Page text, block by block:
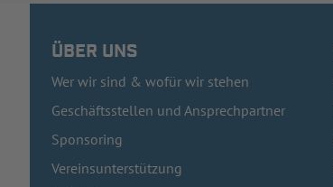
ÜBER UNS
Wer wir sind & wofür wir stehen
Geschäftsstellen und Ansprechpartner
Sponsoring
Vereinsunterstützung